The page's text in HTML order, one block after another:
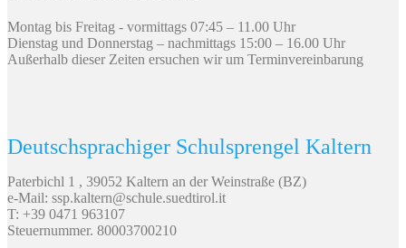
Montag bis Freitag - vormittags 07:45 – 11.00 Uhr
Dienstag und Donnerstag – nachmittags 15:00 – 16.00 Uhr
Außerhalb dieser Zeiten ersuchen wir um Terminvereinbarung
Deutschsprachiger Schulsprengel Kaltern
Paterbichl 1 , 39052 Kaltern an der Weinstraße (BZ)
e-Mail: ssp.kaltern@schule.suedtirol.it
T: +39 0471 963107
Steuernummer. 80003700210